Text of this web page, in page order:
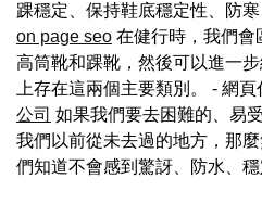
踝穩定、保持鞋底穩定性、防
on page seo 在健行時，我們會
高筒靴和踝靴，然後可以進一
上存在這兩個主要類別。 - 網
公司 如果我們要去困難的、易
我們以前從未去過的地方，那
們知道不會感到驚訝、防水、穩